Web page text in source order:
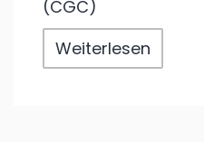
(CGC)
Weiterlesen